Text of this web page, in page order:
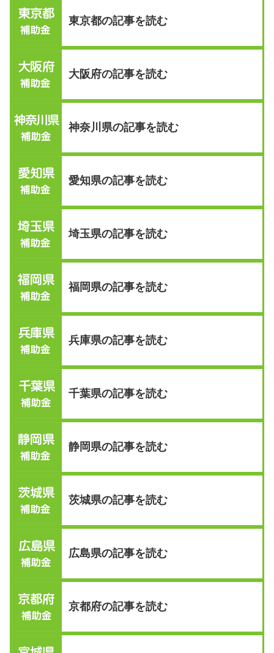
東京都の記事を読む
大阪府の記事を読む
神奈川県の記事を読む
愛知県の記事を読む
埼玉県の記事を読む
福岡県の記事を読む
兵庫県の記事を読む
千葉県の記事を読む
静岡県の記事を読む
茨城県の記事を読む
広島県の記事を読む
京都府の記事を読む